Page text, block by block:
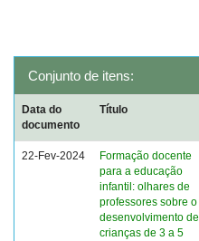
Conjunto de itens:
Data do
documento
Título
22-Fev-2024
Formação docente
para a educação
infantil: olhares de
professores sobre o
desenvolvimento de
crianças de 3 a 5